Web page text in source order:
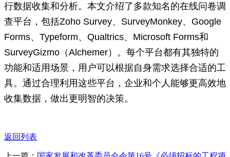
行数据收集和分析。本文介绍了多款知名的在线问卷调
查平台，包括Zoho Survey、SurveyMonkey、Google
Forms、Typeform、Qualtrics、Microsoft Forms和
SurveyGizmo（Alchemer）。每个平台都有其独特的
功能和适用场景，用户可以根据自身需求选择合适的工
具。通过合理利用这些平台，企业和个人能够更高效地
收集数据，做出更明智的决策。
返回列表